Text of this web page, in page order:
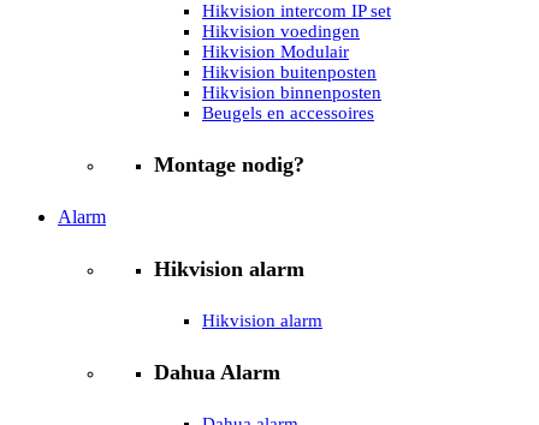
Hikvision intercom IP set
Hikvision voedingen
Hikvision Modulair
Hikvision buitenposten
Hikvision binnenposten
Beugels en accessoires
Montage nodig?
Alarm
Hikvision alarm
Hikvision alarm
Dahua Alarm